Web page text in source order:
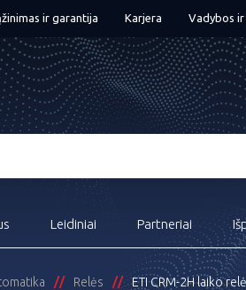
ir garantija Karjera Vadybos
Leidiniai Partneriai
Relės ETI CRM-2H laiko relė